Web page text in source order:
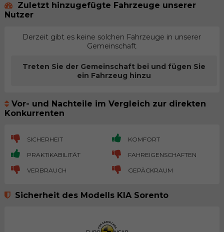
Zuletzt hinzugefügte Fahrzeuge unserer
Nutzer
Derzeit gibt es keine solchen Fahrzeuge in unserer
Gemeinschaft
Treten Sie der Gemeinschaft bei und fügen Sie
ein Fahrzeug hinzu
Vor- und Nachteile im Vergleich zur direkten
Konkurrenten
SICHERHEIT KOMFORT
PRAKTIKABILITÄT FAHREIGENSCHAFTEN
VERBRAUCH GEPÄCKRAUM
Sicherheit des Modells KIA Sorento